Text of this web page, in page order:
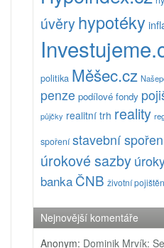
úvěryhypotéky
politika Měšec.cz
penze podílové fondy
půjčky realitní trh reality
spoření stavební
úrokové sazby
banka ČNB životní
Nejnovější komentáře
Anonym: Dominik Mrvík: